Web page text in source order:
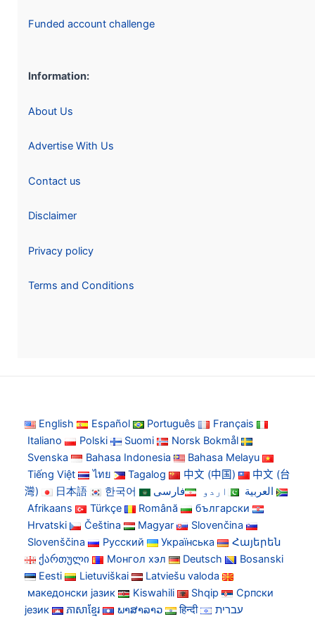
Funded account challenge
Information:
About Us
Advertise With Us
Contact us
Disclaimer
Privacy policy
Terms and Conditions
English Español Português
Français
Italiano
Polski Suomi
Norsk Bokmål
Svenska
Bahasa Indonesia
Bahasa Melayu
Tiếng Việt
ไทย Tagalog 中文 (中国)
中文 (台
灣)
日本語 한국어 العربية اردو
فارسی
Afrikaans
Türkçe Română
български
Hrvatski
Čeština Magyar
Slovenčina
Slovenščina
Русский Українська
Հայերեն
ქართული
Монгол хэл Deutsch
Bosanski
Eesti
Lietuviškai
Latviešu valoda
македонски јазик
Kiswahili Shqip
Српски
језик
ភាសាខ្មែរ ພາສາລາວ हिन्दी עברית